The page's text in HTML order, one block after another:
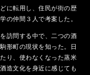
に転用し、住民が街の歴
の仲間３人で考案した。
訪問する中で、二つの酒
形町の現状を知った。日
り、使わなくなった蒸米
造文化を身近に感じても